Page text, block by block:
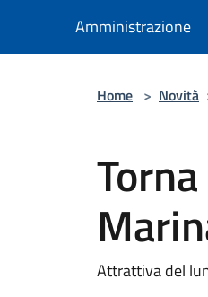
Amministrazione
Home > Novità
Attrattiva del